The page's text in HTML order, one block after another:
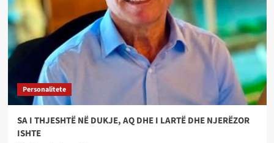
Personalitete
SA I THJESHTË NË DUKJE, AQ DHE I LARTË DHE NJERËZOR
ISHTE